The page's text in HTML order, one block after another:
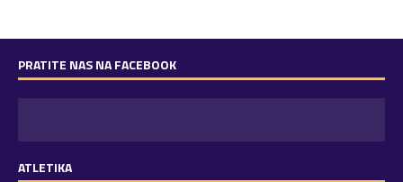
PRATITE NAS NA FACEBOOK
ATLETIKA